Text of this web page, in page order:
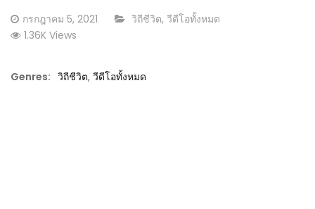
Posted
on
กรกฎาคม 5, 2021 CATEGORY:
วิถีชีวิต, วีดีโอทั้งหมด
1.36K Views
Genres: วิถีชีวิต, วีดีโอทั้งหมด